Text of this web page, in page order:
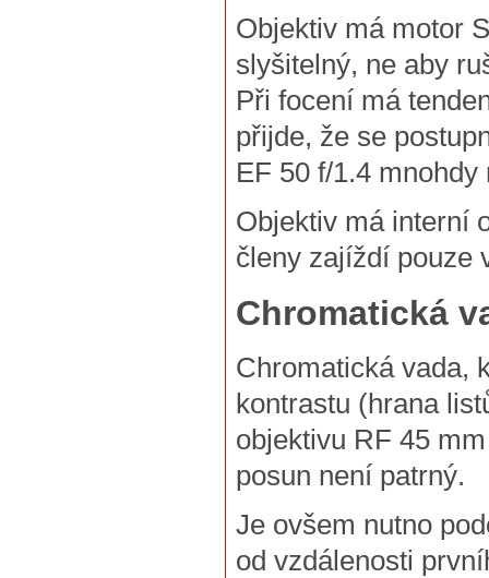
Objektiv má motor
slyšitelný, ne aby
Při focení má
přijde, že se
EF 50 f/1.4 mnohdy
Objektiv má interní
členy zajíždí pouze
Chromatická
Chromatická vada,
kontrastu (hrana
objektivu RF 45
posun není patrný.
Je ovšem nutno
od vzdálenosti